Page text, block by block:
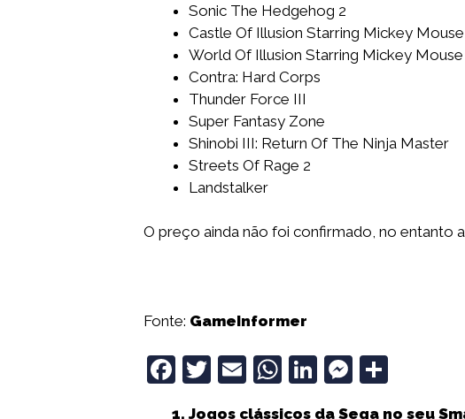
Sonic The Hedgehog 2
Castle Of Illusion Starring Mickey Mouse
World Of Illusion Starring Mickey
Contra: Hard Corps
Thunder Force III
Super Fantasy Zone
Shinobi III: Return Of The Ninja Master
Streets Of Rage 2
Landstalker
O preço ainda não foi confirmado, no entanto
Fonte: GameInformer
F
T
E
W Li M
Jogos clássicos da Sega no seu